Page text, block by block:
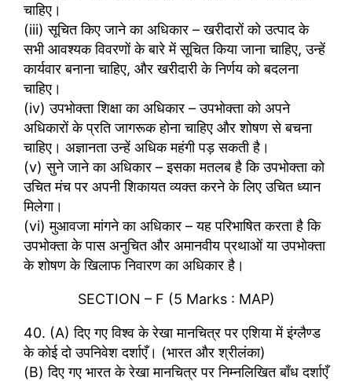
चाहिए।
(iii) सूचित किए जाने का अधिकार – खरीदारों को उत्पाद के
सभी आवश्यक विवरणों के बारे में सूचित किया जाना चाहिए, उन्हें
कार्यवार बनाना चाहिए, और खरीदारी के निर्णय को बदलना
चाहिए।
(iv) उपभोक्ता शिक्षा का अधिकार – उपभोक्ता को अपने
अधिकारों के प्रति जागरूक होना चाहिए और शोषण से बचना
चाहिए। अज्ञानता उन्हें अधिक महंगी पड़ सकती है।
(v) सुने जाने का अधिकार – इसका मतलब है कि उपभोक्ता को
उचित मंच पर अपनी शिकायत व्यक्त करने के लिए उचित ध्यान
मिलेगा।
(vi) मुआवजा मांगने का अधिकार – यह परिभाषित करता है कि
उपभोक्ता के पास अनुचित और अमानवीय प्रथाओं या उपभोक्ता
के शोषण के खिलाफ निवारण का अधिकार है।
SECTION – F (5 Marks : MAP)
40. (A) दिए गए विश्व के रेखा मानचित्र पर एशिया में इंग्लैण्ड
के कोई दो उपनिवेश दर्शाएँ। (भारत और श्रीलंका)
(B) दिए गए भारत के रेखा मानचित्र पर निम्नलिखित बाँध दर्शाएँ